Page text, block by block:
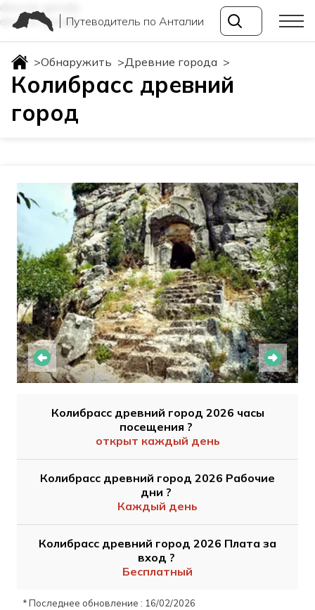
drevnie-goroda
drevnie-gorodaПутеводитель по Анталии
>Обнаружить >Древние города >
Колибрасс древний
город
Колибрасс древний город 2026 часы
посещения ?
открыт каждый день
Колибрасс древний город 2026 Рабочие
дни ?
Каждый день
Колибрасс древний город 2026 Плата за
вход ?
Бесплатный
* Последнее обновление : 16/02/2026